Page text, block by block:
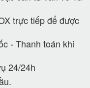
trực tiếp để được
- Thanh toán khi
24/24h